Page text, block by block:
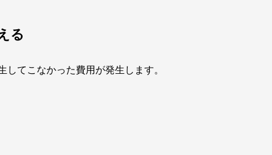
る
てこなかった費用が発生します。